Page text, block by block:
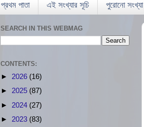
প্রথম পাতা এই সংখ্যার সূচি পুরোনো সংখ্যা
SEARCH IN THIS WEBMAG
CONTENTS:
► 2026 (16)
► 2025 (87)
► 2024 (27)
► 2023 (83)